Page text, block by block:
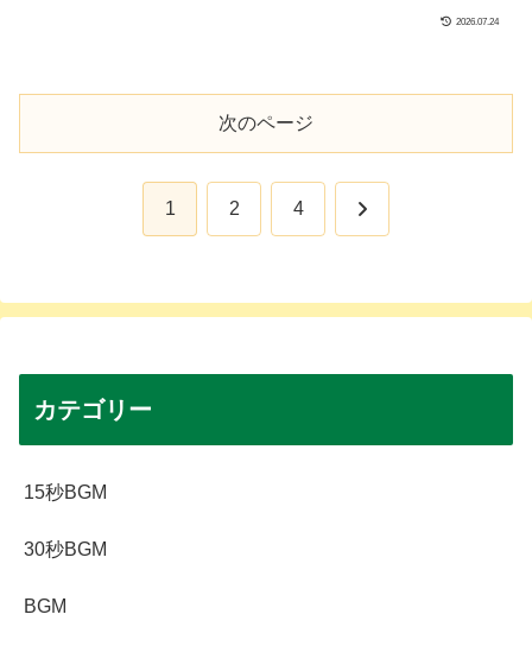
ン、ジャンル：ゆったり、おしゃれ、楽
り！ちなみに、曲名の『レイザル・スチ
す！
2026.07.24
次のページ
1 2 4 次
カテゴリー
15秒BGM
30秒BGM
BGM